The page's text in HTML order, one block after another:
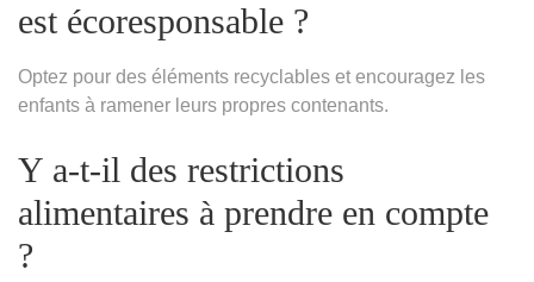
est écoresponsable ?
Optez pour des éléments recyclables et encouragez les
enfants à ramener leurs propres contenants.
Y a-t-il des restrictions
alimentaires à prendre en compte
?